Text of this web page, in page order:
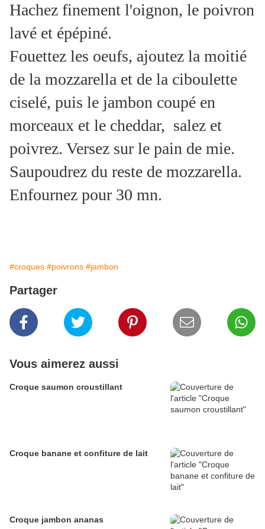
Hachez finement l'oignon, le poivron
lavé et épépiné.
Fouettez les oeufs, ajoutez la moitié
de la mozzarella et de la ciboulette
ciselé, puis le jambon coupé en
morceaux et le cheddar, salez et
poivrez. Versez sur le pain de mie.
Saupoudrez du reste de mozzarella.
Enfournez pour 30 mn.
#croques #poivrons #jambon
Partager
Vous aimerez aussi
Croque saumon croustillant
Croque banane et confiture de lait
Croque jambon ananas